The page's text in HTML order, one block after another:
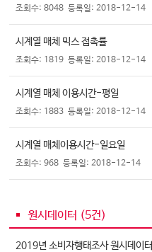
조회수: 8048 등록일: 2018-12-14
시계열 매체 믹스 접촉률
조회수: 1819 등록일: 2018-12-14
시계열 매체 이용시간-평일
조회수: 1883 등록일: 2018-12-14
시계열 매체이용시간-일요일
조회수: 968 등록일: 2018-12-14
원시데이터 (5건)
2019년 소비자행태조사 원시데이터